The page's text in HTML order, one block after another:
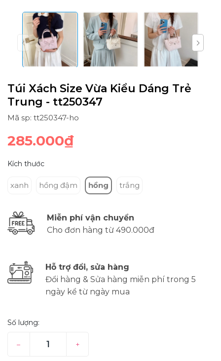
Túi Xách Size Vừa Kiểu Dáng Trẻ
Trung - tt250347
Mã sp: tt250347-ho
285.000₫
Kích thước
xanh hồng đậm hồng trắng
Miễn phí vận chuyển
Cho đơn hàng từ 490.000đ
Hỗ trợ đổi, sửa hàng
Đổi hàng & Sửa hàng miễn phí trong 5
ngày kể từ ngày mua
Số lượng:
– +